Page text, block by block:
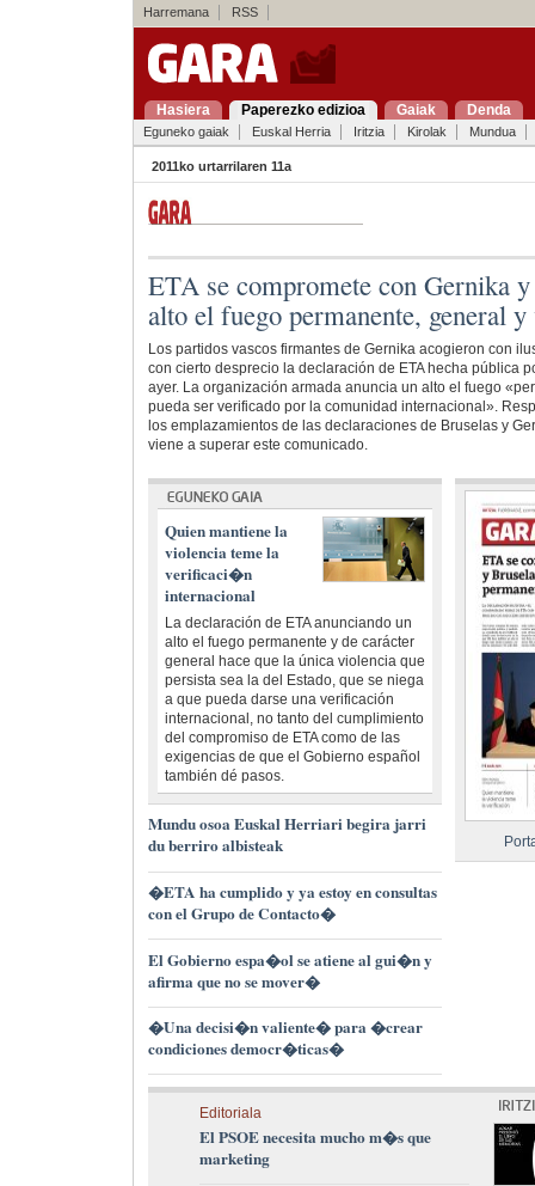
Harremana RSS
Hasiera Paperezko edizioa Gaiak Denda
Eguneko gaiak Euskal Herria Iritzia Kirolak Mundua
2011ko urtarrilaren 11a
ETA se compromete con Gernika
alto el fuego permanente, general
Los partidos vascos firmantes de Gernika acogieron con
con cierto desprecio la declaración de ETA hecha pública
ayer. La organización armada anuncia un alto el fuego
pueda ser verificado por la comunidad internacional».
los emplazamientos de las declaraciones de Bruselas y
viene a superar este comunicado.
Quien mantiene la
violencia teme la
verificaci�n
internacional
La declaración de ETA anunciando un
alto el fuego permanente y de carácter
general hace que la única violencia que
persista sea la del Estado, que se niega
a que pueda darse una verificación
internacional, no tanto del cumplimiento
del compromiso de ETA como de las
exigencias de que el Gobierno español
también dé pasos.
Mundu osoa Euskal Herriari begira jarri
du berriro albisteak
�ETA ha cumplido y ya estoy en consultas
con el Grupo de Contacto�
El Gobierno espa�ol se atiene al gui�n y
afirma que no se mover�
�Una decisi�n valiente� para �crear
condiciones democr�ticas�
Editoriala
El PSOE necesita mucho m�s que
marketing